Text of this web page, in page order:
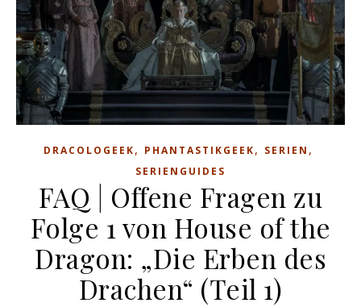
DRACOLOGEEK, PHANTASTIKGEEK, SERIEN ,
SERIENGUIDES
FAQ | Offene Fragen zu
Folge 1 von House of the
Dragon: „Die Erben des
Drachen“ (Teil 1)